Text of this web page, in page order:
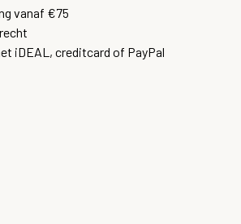
vanaf €75
iDEAL, creditcard of PayPal